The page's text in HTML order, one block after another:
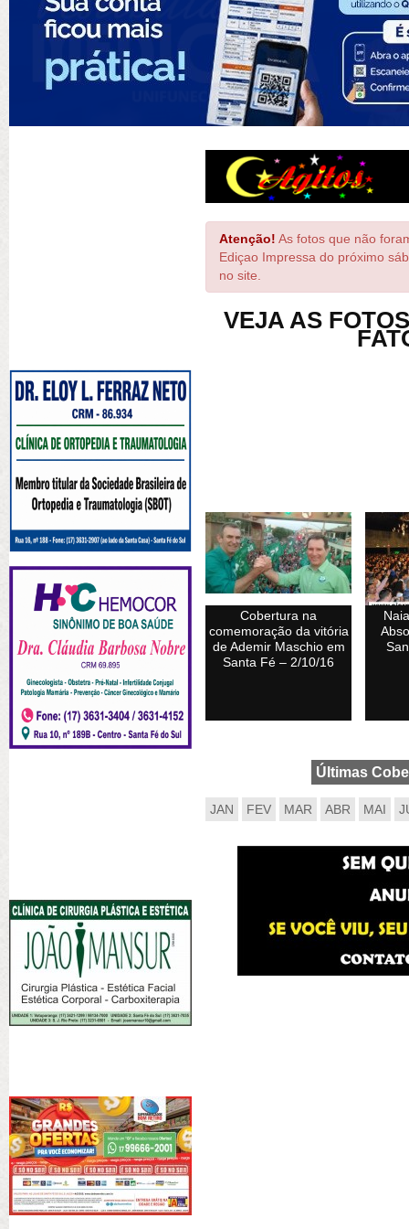
Atenção! As fotos que não
Ediçao Impressa do próximo
no site.
VEJA AS
Cobertura na
comemoração da vitória
de Ademir Maschio em
Santa Fé – 2/10/16
Últimas
JAN FEV MAR ABR MAI